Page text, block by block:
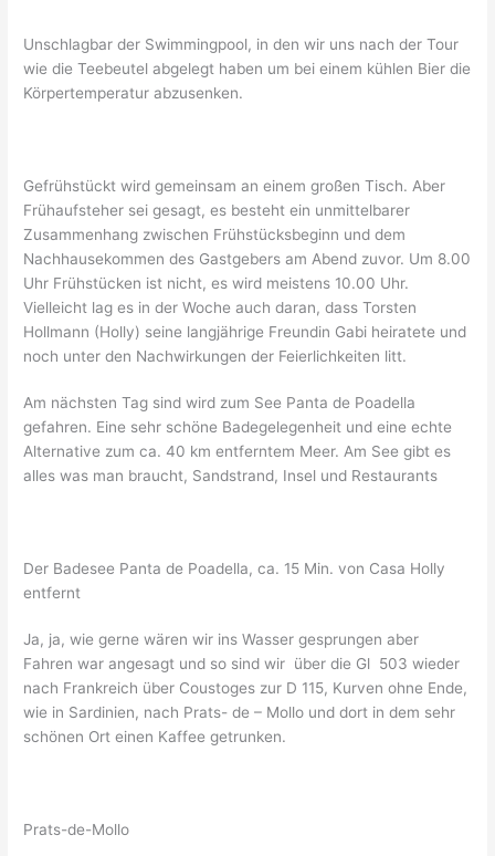
Unschlagbar der Swimmingpool, in den wir uns nach der Tour
wie die Teebeutel abgelegt haben um bei einem kühlen Bier die
Körpertemperatur abzusenken.
Gefrühstückt wird gemeinsam an einem großen Tisch. Aber
Frühaufsteher sei gesagt, es besteht ein unmittelbarer
Zusammenhang zwischen Frühstücksbeginn und dem
Nachhausekommen des Gastgebers am Abend zuvor. Um 8.00
Uhr Frühstücken ist nicht, es wird meistens 10.00 Uhr.
Vielleicht lag es in der Woche auch daran, dass Torsten
Hollmann (Holly) seine langjährige Freundin Gabi heiratete und
noch unter den Nachwirkungen der Feierlichkeiten litt.
Am nächsten Tag sind wird zum See Panta de Poadella
gefahren. Eine sehr schöne Badegelegenheit und eine echte
Alternative zum ca. 40 km entferntem Meer. Am See gibt es
alles was man braucht, Sandstrand, Insel und Restaurants
Der Badesee Panta de Poadella, ca. 15 Min. von Casa Holly
entfernt
Ja, ja, wie gerne wären wir ins Wasser gesprungen aber
Fahren war angesagt und so sind wir über die Gl 503 wieder
nach Frankreich über Coustoges zur D 115, Kurven ohne Ende,
wie in Sardinien, nach Prats- de – Mollo und dort in dem sehr
schönen Ort einen Kaffee getrunken.
Prats-de-Mollo